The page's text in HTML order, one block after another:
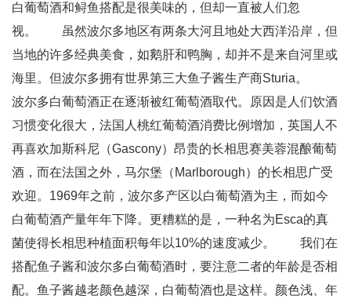
白葡萄酒和鲟鱼搭配是很美味的，但却一直被人们忽
视。 虽然波尔多地区有两条大河且地处大西洋沿岸，但
当地的许多经典美食，如鹅肝和鸭胸，却并不是来自河里或
海里。但波尔多拥有世界第三大鱼子酱生产商Sturia。
波尔多白葡萄酒正在逐渐被红葡萄酒取代。原因是人们饮酒
习惯变化很大，法国人桃红葡萄酒消费比例增加，英国人不
再喜欢加斯科尼（Gascony）昂贵的长相思赛美蓉混酿葡萄
酒，而在法国之外，马尔堡（Marlborough）的长相思广受
欢迎。1969年之前，波尔多产区以白葡萄酒为主，而如今
白葡萄酒产量年年下降。更糟糕的是，一种名为Esca的真
菌使得长相思种植面积每年以10%的速度减少。 我们在
搭配鱼子酱和波尔多白葡萄酒时，要注意二者的年龄是否相
配。鱼子酱越老颜色越深，白葡萄酒也是这样。颜色浅、年